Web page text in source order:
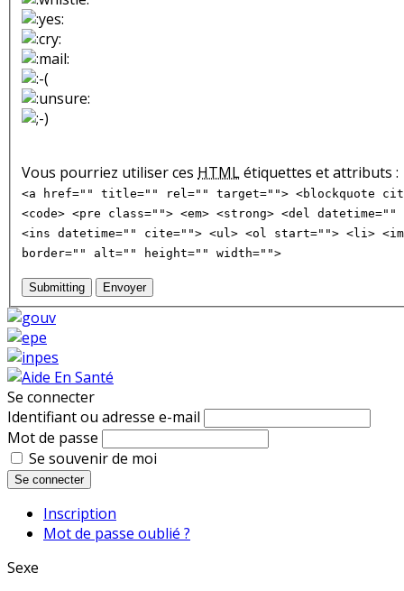
Vous pourriez utiliser ces HTMLétiquettes et attributs :
<a href="" title="" rel="" target=""> <blockquote
<code> <pre class=""> <em> <strong> <del
<ins datetime="" cite=""> <ul> <ol start=""> <li>
border="" alt="" height="" width="">
Submitting Envoyer
Se connecter
Identifiant ou adresse e-mail
Mot de passe
Se souvenir de moi
Se connecter
Inscription
Mot de passe oublié ?
Sexe